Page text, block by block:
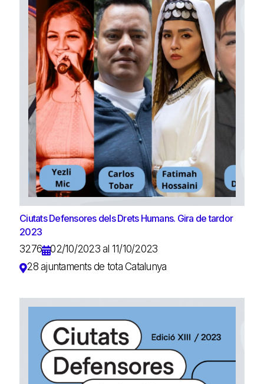
Ciutats Defensores dels Drets Humans. Gira de tardor
2023
3276
02/10/2023 al 11/10/2023
28 ajuntaments de tota Catalunya